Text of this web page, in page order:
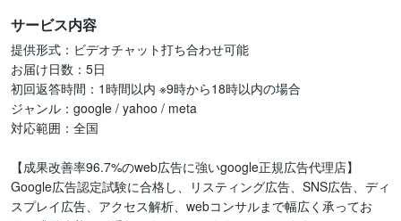
サービス内容
提供形式：ビデオチャット打ち合わせ可能
お届け日数：5日
初回返答時間：1時間以内 ※9時から18時以内の場合
ジャンル：google / yahoo / meta
対応範囲：全国
【成果改善率96.7%のweb広告に強いgoogle正規広告代理店】
Google広告認定試験に合格し、リスティング広告、SNS広告、ディ
スプレイ広告、アクセス解析、webコンサルまで幅広く承ってお